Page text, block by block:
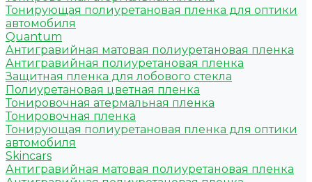
Тонирующая полиуретановая пленка для оптики
автомобиля
Quantum
Антигравийная матовая полиуретановая пленка
Антигравийная полиуретановая пленка
Защитная пленка для лобового стекла
Полиуретановая цветная пленка
Тонировочная атермальная пленка
Тонировочная пленка
Тонирующая полиуретановая пленка для оптики
автомобиля
Skincars
Антигравийная матовая полиуретановая пленка